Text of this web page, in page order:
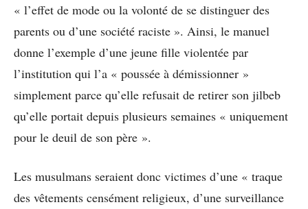
« l’effet de mode ou la volonté de se distinguer des
parents ou d’une société raciste ». Ainsi, le manuel
donne l’exemple d’une jeune fille violentée par
l’institution qui l’a « poussée à démissionner »
simplement parce qu’elle refusait de retirer son jilbeb
qu’elle portait depuis plusieurs semaines « uniquement
pour le deuil de son père ».
Les musulmans seraient donc victimes d’une « traque
des vêtements censément religieux, d’une surveillance